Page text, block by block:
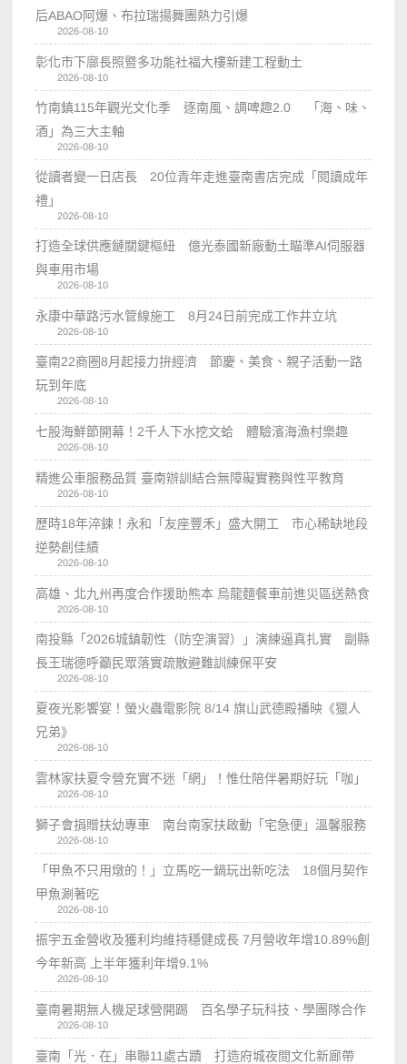
后ABAO阿爆、布拉瑞揚舞團熱力引爆
2026-08-10
彰化市下廍長照暨多功能社福大樓新建工程動土
2026-08-10
竹南鎮115年觀光文化季 逐南風、調啤趣2.0 「海、味、
酒」為三大主軸
2026-08-10
從讀者變一日店長 20位青年走進臺南書店完成「閱讀成年
禮」
2026-08-10
打造全球供應鏈關鍵樞紐 億光泰國新廠動土瞄準AI伺服器
與車用市場
2026-08-10
永康中華路污水管線施工 8月24日前完成工作井立坑
2026-08-10
臺南22商圈8月起接力拚經濟 節慶、美食、親子活動一路
玩到年底
2026-08-10
七股海鮮節開幕！2千人下水挖文蛤 體驗濱海漁村樂趣
2026-08-10
精進公車服務品質 臺南辦訓結合無障礙實務與性平教育
2026-08-10
歷時18年淬鍊！永和「友座豐禾」盛大開工 市心稀缺地段
逆勢創佳績
2026-08-10
高雄、北九州再度合作援助熊本 烏龍麵餐車前進災區送熱食
2026-08-10
南投縣「2026城鎮韌性（防空演習）」演練逼真扎實 副縣
長王瑞德呼籲民眾落實疏散避難訓練保平安
2026-08-10
夏夜光影饗宴！螢火蟲電影院 8/14 旗山武德殿播映《獵人
兄弟》
2026-08-10
雲林家扶夏令營充實不迷「網」！惟仕陪伴暑期好玩「咖」
2026-08-10
獅子會捐贈扶幼專車 南台南家扶啟動「宅急便」溫馨服務
2026-08-10
「甲魚不只用燉的！」立馬吃一鍋玩出新吃法 18個月契作
甲魚涮著吃
2026-08-10
振宇五金營收及獲利均維持穩健成長 7月營收年增10.89%創
今年新高 上半年獲利年增9.1%
2026-08-10
臺南暑期無人機足球營開踢 百名學子玩科技、學團隊合作
2026-08-10
臺南「光．在」串聯11處古蹟 打造府城夜間文化新廊帶